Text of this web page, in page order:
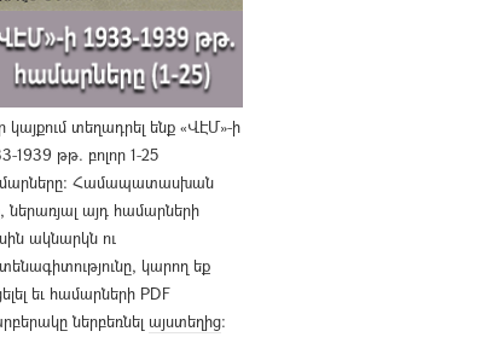
կայքում տեղադրել ենք «ՎԷՄ»-ի
1939 թթ. բոլոր 1-25
Համապատասխան
ներառյալ այդ համարների
ակնարկն ու
կարող եք
եւ համարների PDF
ներբեռնել այստեղից։